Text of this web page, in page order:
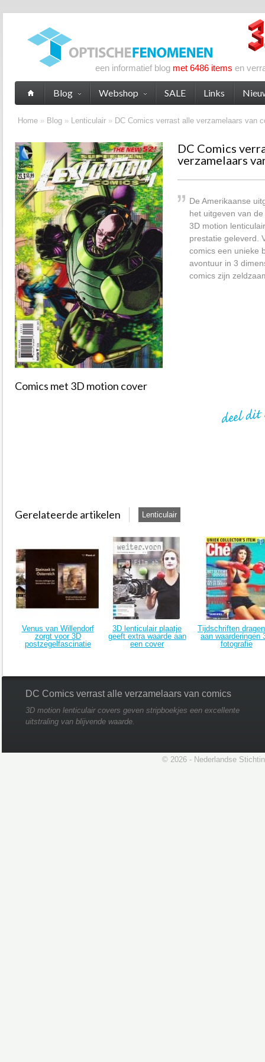
een informatief blog met 6486 items en
Home » Blog » Lenticulair » DC Comics verrast alle verzamelaars van
DC Comics
verzamelaars
De Amerikaanse
het uitgeven van
3D motion
prestatie geleverd.
comics een unieke
avontuur in 3
comics zijn
Comics met 3D motion cover
Gerelateerde artikelen Lenticulair
Venus van Willendorf
zorgt voor 3D
postzegelfascinatie
3D lenticulair plaatje
geeft extra waarde aan
een cover
Tijdschriften
aan waarderingen
fotografie
Blog Webshop SALE Links
DC Comics verrast alle verzamelaars van comics
3D motion lenticulair covers geven stripboekjes een excellente
uitstraling van blijvende waarde.
© 2026 - Nederlandse